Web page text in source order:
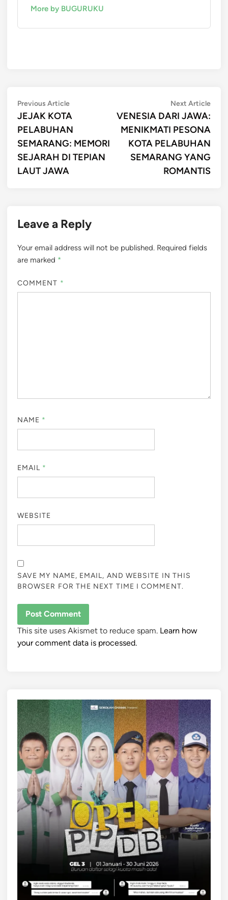
More by BUGURUKU
Post
navigation
Previous ArticlePrevious
article:
JEJAK KOTA
PELABUHAN
SEMARANG: MEMORI
SEJARAH DI TEPIAN
LAUT JAWA
Next ArticleNext
VENESIA DARI JAWA:
MENIKMATI PESONA
KOTA PELABUHAN
SEMARANG YANG
ROMANTIS
Leave a Reply
Your email address will not be published. Required fields
are marked *
COMMENT *
NAME *
EMAIL *
WEBSITE
SAVE MY NAME, EMAIL, AND WEBSITE IN THIS
BROWSER FOR THE NEXT TIME I COMMENT.
This site uses Akismet to reduce spam. Learn how
your comment data is processed.